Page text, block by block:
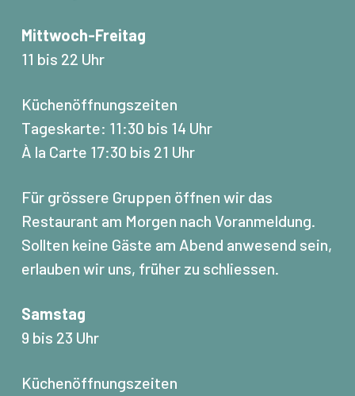
Mittwoch-Freitag
11 bis 22 Uhr
Küchenöffnungszeiten
Tageskarte: 11:30 bis 14 Uhr
À la Carte 17:30 bis 21 Uhr
Für grössere Gruppen öffnen wir das
Restaurant am Morgen nach Voranmeldung.
Sollten keine Gäste am Abend anwesend sein,
erlauben wir uns, früher zu schliessen.
Samstag
9 bis 23 Uhr
Küchenöffnungszeiten